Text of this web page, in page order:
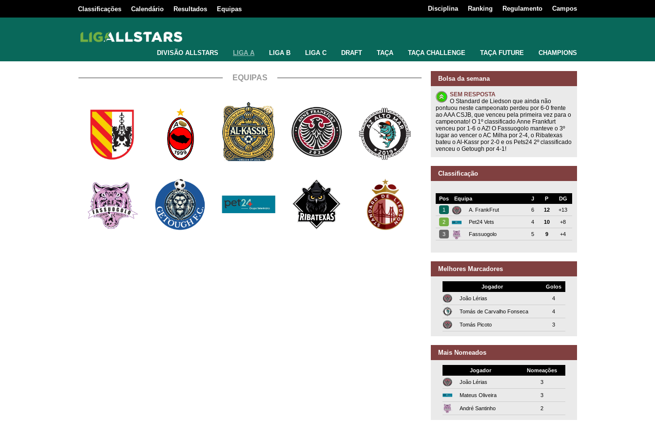
Classificações Calendário Resultados Equipas Disciplina Ranking Regulamento Campos
DIVISÃO ALLSTARS LIGA A LIGA B LIGA C DRAFT TAÇA TAÇA CHALLENGE TAÇA FUTURE CHAMPIONS
EQUIPAS Bolsa da semana
SEM RESPOSTA
O Standard de Liedson que ainda não
pontuou neste campeonato perdeu por 6-0 frente
ao AAA CSJB, que venceu pela primeira vez para o
campeonato! O 1º classificado Anne Frankfurt
venceu por 1-6 o AZ! O Fassuogolo manteve o 3º
lugar ao vencer o AC Milha por 2-4, o Ribatexas
bateu o Al-Kassr por 2-0 e os Pets24 2º classificado
venceu o Getough por 4-1!
Classificação
Pos Equipa J P
DG
1
A. FrankFrut 6 12 +13
2 Pet24 Vets 4 10 +8
3 Fassuogolo 5 9 +4
Melhores Marcadores
Jogador
Golos
João Lérias
4
Tomás de Carvalho Fonseca 4
Tomás Picoto 3
Mais Nomeados
Jogador
Nomeações
João Lérias
3
Mateus Oliveira 3
André Santinho 2